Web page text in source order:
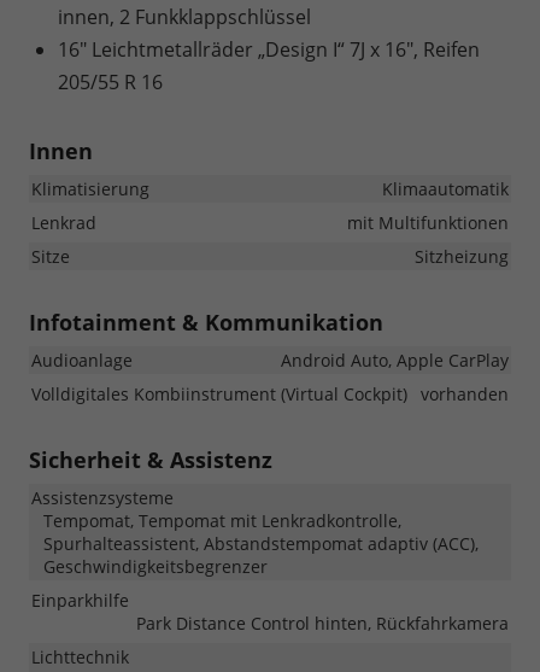
innen, 2 Funkklappschlüssel
16" Leichtmetallräder „Design I“ 7J x 16", Reifen
205/55 R 16
Innen
Klimatisierung
Klimaautomatik
Lenkrad
mit Multifunktionen
Sitze
Sitzheizung
Infotainment & Kommunikation
Audioanlage
Android Auto, Apple CarPlay
Volldigitales Kombiinstrument (Virtual Cockpit) vorhanden
Sicherheit & Assistenz
Assistenzsysteme
Tempomat, Tempomat mit Lenkradkontrolle,
Spurhalteassistent, Abstandstempomat adaptiv (ACC),
Geschwindigkeitsbegrenzer
Einparkhilfe
Park Distance Control hinten, Rückfahrkamera
Lichttechnik